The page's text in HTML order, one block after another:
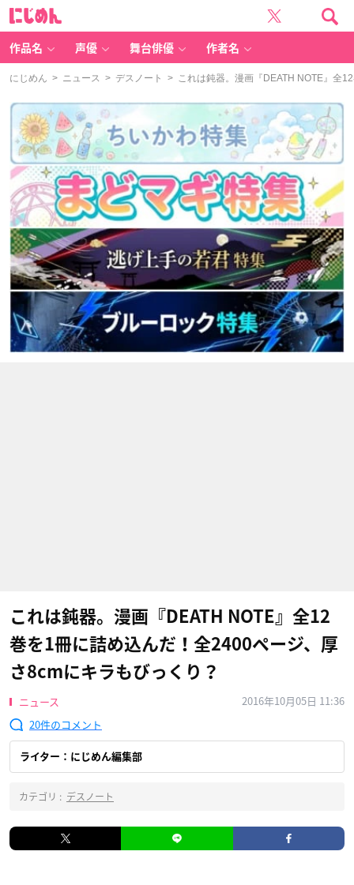
作品名 声優 舞台俳優 作者名
にじめん > ニュース > デスノート > これは鈍器。漫画『DEATH NOTE』全
これは鈍器。漫画『DEATH NOTE』全12
巻を1冊に詰め込んだ！全2400ページ、厚
さ8cmにキラもびっくり？
ニュース
2016年10月05日 11:36
20
ライター：にじめん編集部
カテゴリ : デスノート